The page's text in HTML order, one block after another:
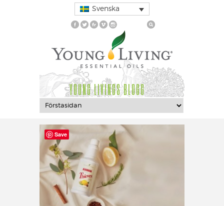
Svenska
YOUNG LIVINGS BLOGG
Save